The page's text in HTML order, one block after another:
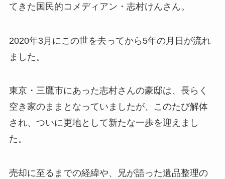
てきた国民的コメディアン・志村けんさん。
2020年3月にこの世を去ってから5年の月日が流れ
ました。
東京・三鷹市にあった志村さんの豪邸は、長らく
空き家のままとなっていましたが、このたび解体
され、ついに更地として新たな一歩を迎えまし
た。
売却に至るまでの経緯や、兄が語った遺品整理の